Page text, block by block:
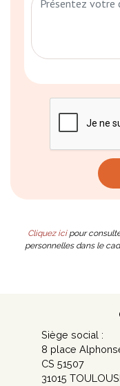
Cliquez icipour
personnelles dans le
Siège social :
8 place
CS 51507
31015